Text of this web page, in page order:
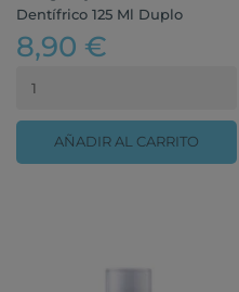
Dentífrico 125 Ml Duplo
8,90 €
AÑADIR AL CARRITO